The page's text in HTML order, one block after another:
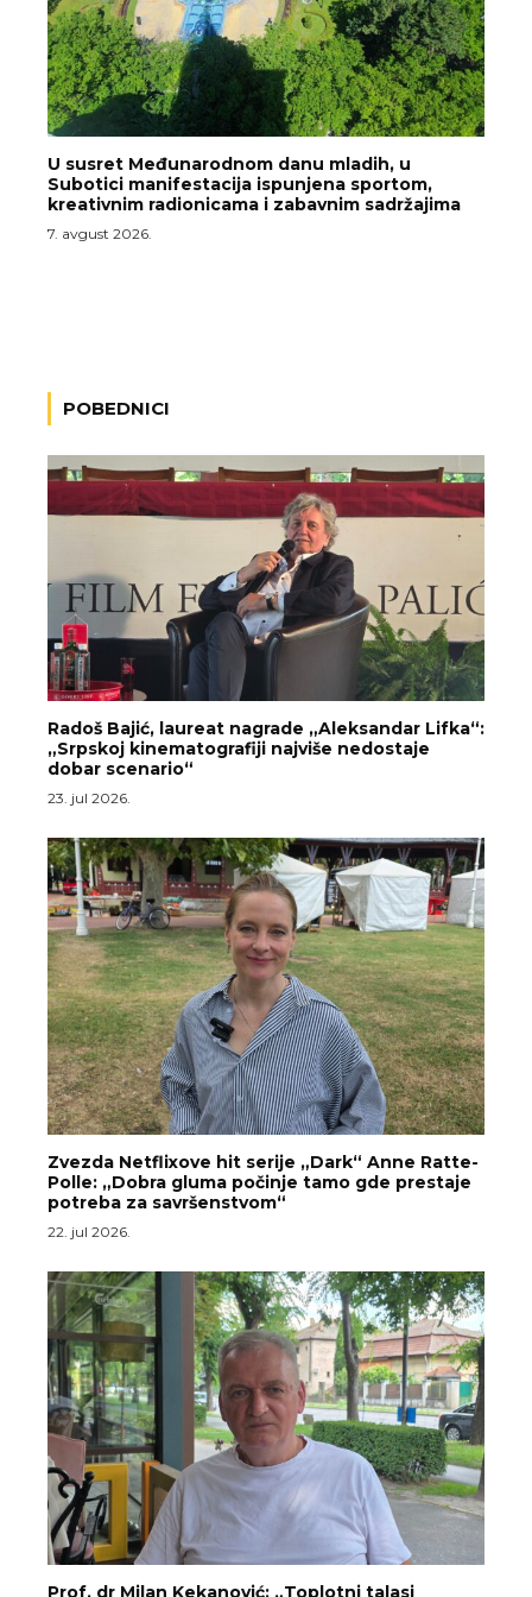
U susret Međunarodnom danu mladih, u
Subotici manifestacija ispunjena sportom,
kreativnim radionicama i zabavnim sadržajima
7. avgust 2026.
POBEDNICI
Radoš Bajić, laureat nagrade „Aleksandar Lifka“:
„Srpskoj kinematografiji najviše nedostaje
dobar scenario“
23. jul 2026.
Zvezda Netflixove hit serije „Dark“ Anne Ratte-
Polle: „Dobra gluma počinje tamo gde prestaje
potreba za savršenstvom“
22. jul 2026.
Prof. dr Milan Kekanović: „Toplotni talasi